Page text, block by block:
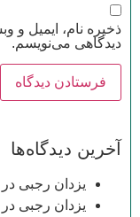
ذخیره نام، ایمیل و
دیدگاهی می‌نویسم.
آخرین دیدگاه‌ها
یزدان رجبیدر
یزدان رجبیدر